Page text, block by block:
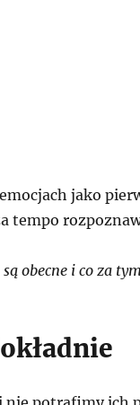
jako
tempo
obecne i co za